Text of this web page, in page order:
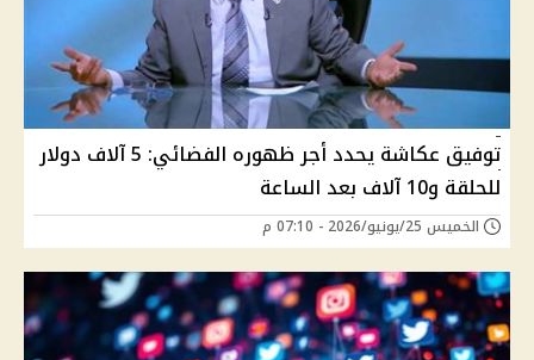
توفيق عكاشة يحدد أجر ظهوره الفضائي: 5 آلاف دولار
للحلقة و10 آلاف بعد الساعة
الخميس 25/يونيو/2026 - 07:10 م